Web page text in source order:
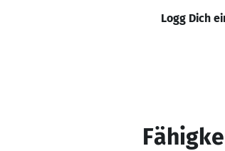
Logg Dich